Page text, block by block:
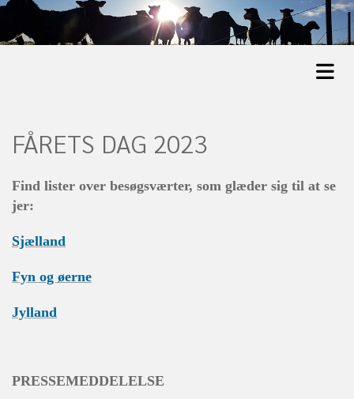
FÅRETS DAG 2023
Find lister over besøgsværter, som glæder sig til at se
jer:
Sjælland
Fyn og øerne
Jylland
PRESSEMEDDELELSE